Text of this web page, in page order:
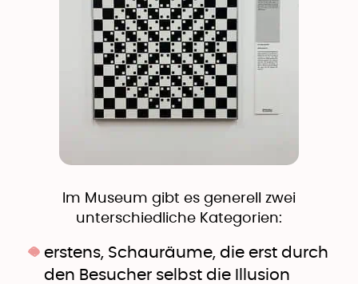
Im Museum gibt es generell zwei
unterschiedliche Kategorien:
erstens, Schauräume, die erst durch
den Besucher selbst die Illusion